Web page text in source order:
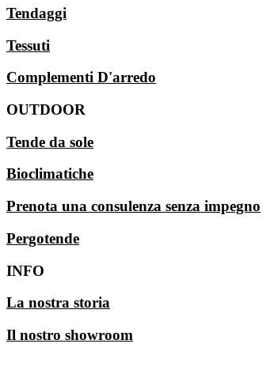
Tendaggi
Tessuti
Complementi D'arredo
OUTDOOR
Tende da sole
Bioclimatiche
Prenota una consulenza senza impegno
Pergotende
INFO
La nostra storia
Il nostro showroom